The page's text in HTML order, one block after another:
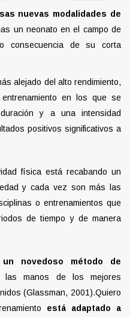
nuevas modalidades de
un neonato en el campo de
consecuencia de su corta
alejado del alto rendimiento,
en los que se
y a una intensidad
positivos significativos a
física está recabando un
y cada vez son más las
o entrenamientos que
de tiempo y de manera
novedoso método de
manos de los mejores
(Glassman, 2001).Quiero
está adaptado a